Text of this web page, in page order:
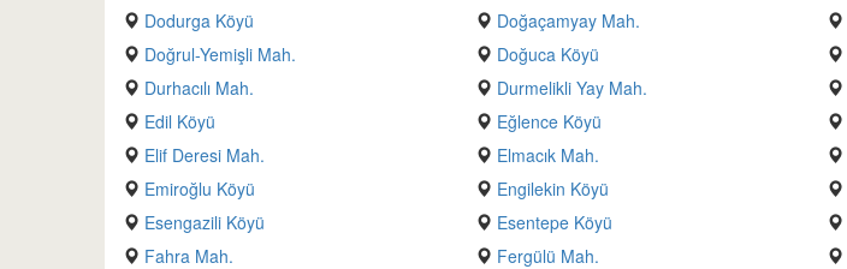
Dodurga Köyü
Doğaçamyay Mah.
Doğrul-Yemişli Mah.
Doğuca Köyü
Durhacılı Mah.
Durmelikli Yay Mah.
Edil Köyü
Eğlence Köyü
Elif Deresi Mah.
Elmacık Mah.
Emiroğlu Köyü
Engilekin Köyü
Esengazili Köyü
Esentepe Köyü
Fahra Mah.
Fergülü Mah.